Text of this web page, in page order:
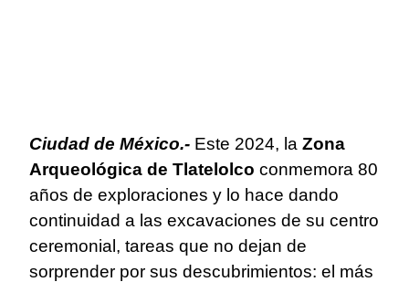
Ciudad de México.- Este 2024, la Zona
Arqueológica de Tlatelolco conmemora 80
años de exploraciones y lo hace dando
continuidad a las excavaciones de su centro
ceremonial, tareas que no dejan de
sorprender por sus descubrimientos: el más